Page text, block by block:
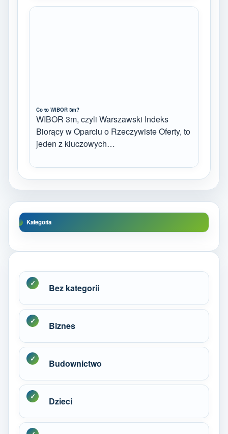
Co to WIBOR 3m?
WIBOR 3m, czyli Warszawski Indeks
Biorący w Oparciu o Rzeczywiste Oferty, to
jeden z kluczowych…
Kategoria
Bez kategorii
Biznes
Budownictwo
Dzieci